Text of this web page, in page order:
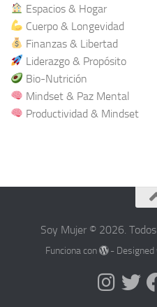
Espacios & Hogar
Cuerpo & Longevidad
Finanzas & Libertad
Liderazgo & Propósito
Bio-Nutrición
Mindset & Paz Mental
Productividad & Mindset
Soy Mujer © 2026.
Funciona con - Designed